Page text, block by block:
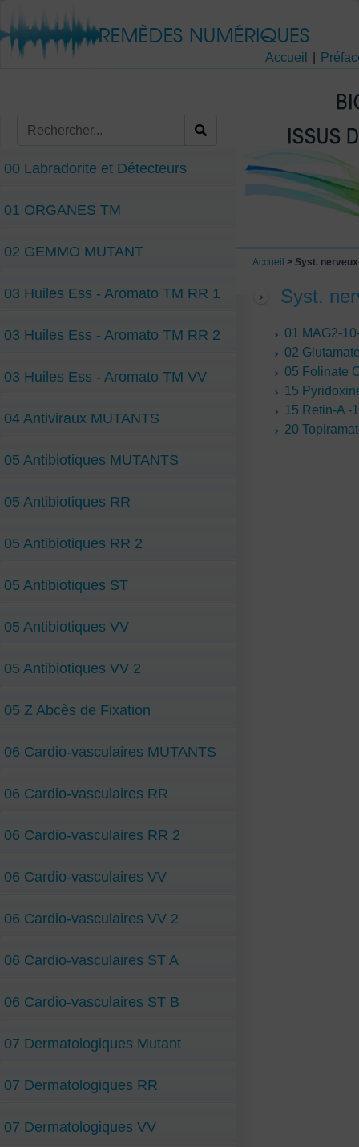
Accueil
Accueil > Syst.
Syst.
01 MAG2-
02
05 Folinate
15
15 Retin-A -
20
00 Labradorite et Détecteurs
01 ORGANES TM
02 GEMMO MUTANT
03 Huiles Ess - Aromato TM RR 1
03 Huiles Ess - Aromato TM RR 2
03 Huiles Ess - Aromato TM VV
04 Antiviraux MUTANTS
05 Antibiotiques MUTANTS
05 Antibiotiques RR
05 Antibiotiques RR 2
05 Antibiotiques ST
05 Antibiotiques VV
05 Antibiotiques VV 2
05 Z Abcès de Fixation
06 Cardio-vasculaires MUTANTS
06 Cardio-vasculaires RR
06 Cardio-vasculaires RR 2
06 Cardio-vasculaires VV
06 Cardio-vasculaires VV 2
06 Cardio-vasculaires ST A
06 Cardio-vasculaires ST B
07 Dermatologiques Mutant
07 Dermatologiques RR
07 Dermatologiques VV